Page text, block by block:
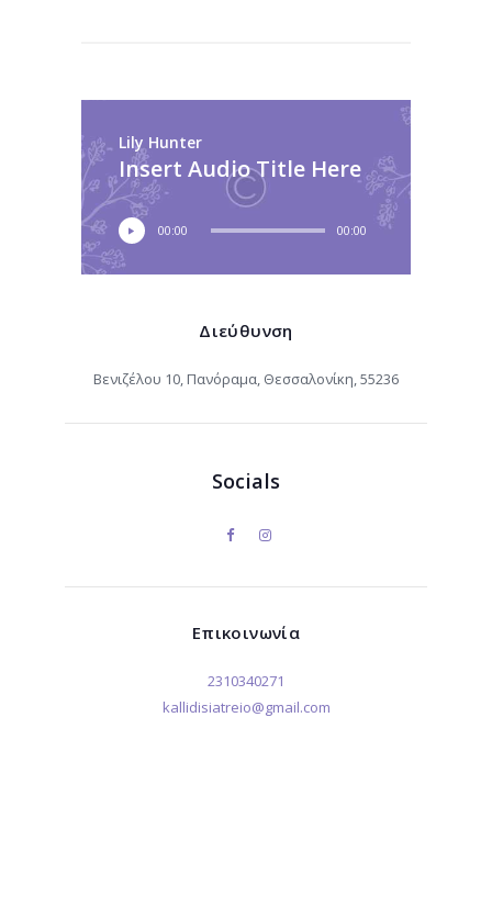
Lily Hunter
Insert Audio Title Here
00:00 00:00
Διεύθυνση
Βενιζέλου 10, Πανόραμα, Θεσσαλονίκη, 55236
Socials
Επικοινωνία
2310340271
kallidisiatreio@gmail.com